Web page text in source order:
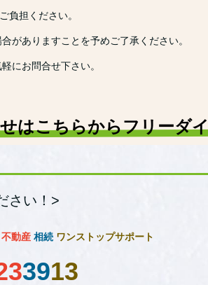
負担ください。
がありますことを予めご了承ください。
にお問合せ下さい。
はこちらからフリーダ
さい！>
相続 ワンストップサポート
3913